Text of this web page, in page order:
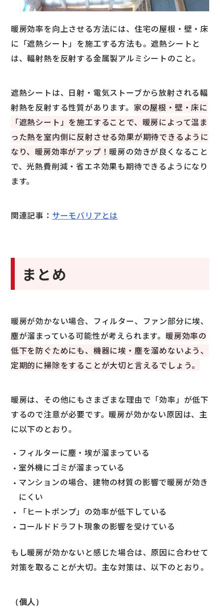
暖房効率を向上させる方法には、住宅の屋根・壁・床
に「遮熱シート」を施工する方法も。遮熱シートと
は、輻射熱を反射する金属製アルミシートのこと。
遮熱シートは、日射・電気ストーブから放射される輻
射熱を反射する性質があります。 家の屋根・壁・床に
「遮熱シート」を施工することで、暖房によって温ま
った熱を室内側に反射させる効果が期待できるように
なり、暖房効率がアップ！ 暖房の効きが良くなること
で、光熱費削減・省エネ効果も期待できるようになり
ます。
関連記事： サーモバリアとは
まとめ
暖房が効かない場合、フィルター、ファン部分に埃、
塵が溜まっている可能性が考えられます。 暖房効率の
低下を防ぐためにも、機器に埃・塵を溜めないよう、
定期的に掃除をすることが大切と言えるでしょう。
暖房は、その他にもさまざまな理由で「効率」が低下
するので注意が必要です。暖房が効かない原因は、主
に以下のとおり。
フィルターに塵・埃が溜まっている
室外機にゴミが溜まっている
マンションの場合、建物の材質の影響で暖房が効き
にくい
「ヒートポンプ」の効率が低下している
コールドドラフト現象の影響を受けている
もし暖房が効かないと感じた場合は、原因に合わせて
対策を取ることが大切。主な対策は、以下のとおり。
（個人）